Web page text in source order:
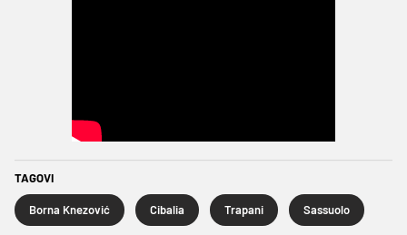
TAGOVI
Borna Knezović Cibalia Trapani Sassuolo